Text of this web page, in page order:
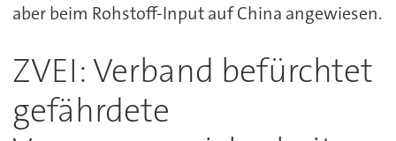
aber beim Rohstoff-Input auf China angewiesen.
ZVEI: Verband befürchtet
gefährdete